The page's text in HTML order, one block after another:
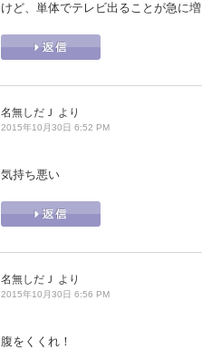
けど、単体でテレビ出ることが急に
名無しだＪ より
2015年10月30日 6:52 PM
気持ち悪い
名無しだＪ より
2015年10月30日 6:56 PM
腹をくくれ！